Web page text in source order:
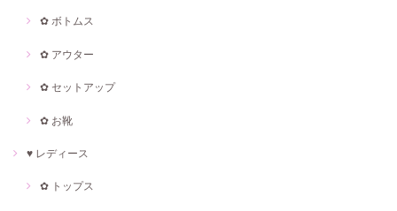
✿ ボトムス
✿ アウター
✿ セットアップ
✿ お靴
♥ レディース
✿ トップス